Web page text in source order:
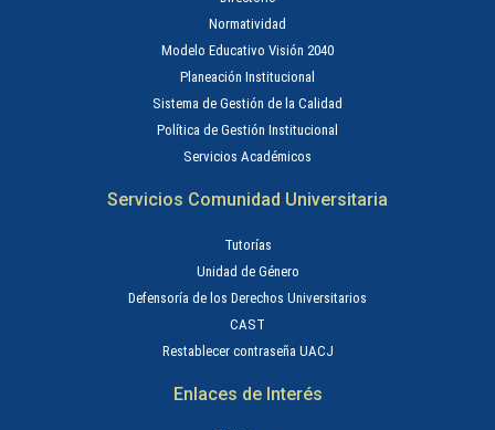
Normatividad
Modelo Educativo Visión 2040
Planeación Institucional
Sistema de Gestión de la Calidad
Política de Gestión Institucional
Servicios Académicos
Servicios Comunidad Universitaria
Tutorías
Unidad de Género
Defensoría de los Derechos Universitarios
CAST
Restablecer contraseña UACJ
Enlaces de Interés